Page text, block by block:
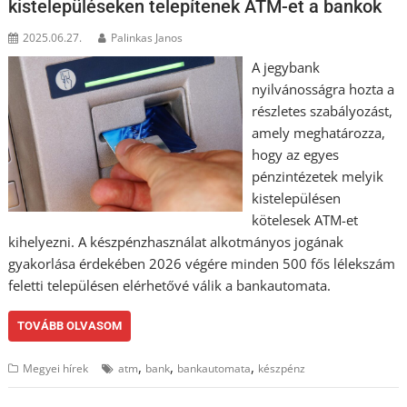
kistelepüléseken telepítenek ATM-et a bankok
2025.06.27. Palinkas Janos
A jegybank
nyilvánosságra hozta a
részletes szabályozást,
amely meghatározza,
hogy az egyes
pénzintézetek melyik
kistelepülésen
kötelesek ATM-et
kihelyezni. A készpénzhasználat alkotmányos jogának
gyakorlása érdekében 2026 végére minden 500 fős lélekszám
feletti településen elérhetővé válik a bankautomata.
TOVÁBB OLVASOM
Megyei hírek atm, bank, bankautomata, készpénz